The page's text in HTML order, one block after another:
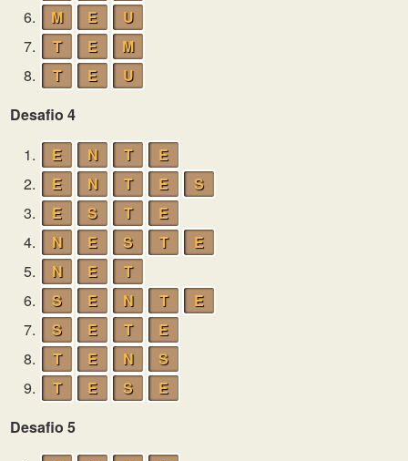
6.
M E
U
7.
T E
M
8.
T E
U
Desafio 4
1.
E N T
E
2.
E N T E
S
3.
E S T
E
4.
N E S T
E
5.
N E
T
6.
S E N T
E
7.
S E T
E
8.
T E N
S
9.
T E S
E
Desafio 5